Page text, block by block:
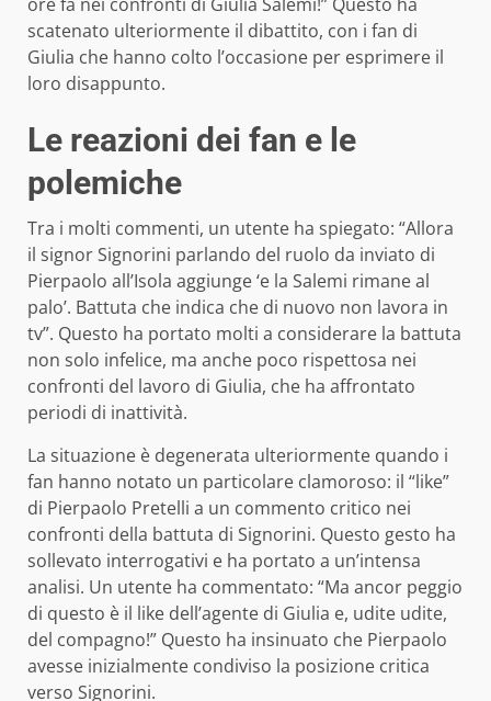
scatenato ulteriormente il dibattito, con i fan di
Giulia che hanno colto l’occasione per esprimere il
loro disappunto.
Le reazioni dei fan e le
polemiche
Tra i molti commenti, un utente ha spiegato: “Allora
il signor Signorini parlando del ruolo da inviato di
Pierpaolo all’Isola aggiunge ‘e la Salemi rimane al
palo’. Battuta che indica che di nuovo non lavora in
tv”. Questo ha portato molti a considerare la battuta
non solo infelice, ma anche poco rispettosa nei
confronti del lavoro di Giulia, che ha affrontato
periodi di inattività.
La situazione è degenerata ulteriormente quando i
fan hanno notato un particolare clamoroso: il “like”
di Pierpaolo Pretelli a un commento critico nei
confronti della battuta di Signorini. Questo gesto ha
sollevato interrogativi e ha portato a un’intensa
analisi. Un utente ha commentato: “Ma ancor peggio
di questo è il like dell’agente di Giulia e, udite udite,
del compagno!” Questo ha insinuato che Pierpaolo
avesse inizialmente condiviso la posizione critica
verso Signorini.